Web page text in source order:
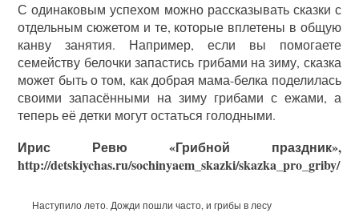
С одинаковым успехом можно рассказывать сказки с
отдельным сюжетом и те, которые вплетены в общую
канву занятия. Например, если вы помогаете
семейству белочки запастись грибами на зиму, сказка
может быть о том, как добрая мама-белка поделилась
своими запасёнными на зиму грибами с ежами, а
теперь её детки могут остаться голодными.
Ирис Ревю «Грибной праздник»,
http://detskiychas.ru/sochinyaem_skazki/skazka_pro_griby/
Наступило лето. Дожди пошли часто, и грибы в лесу